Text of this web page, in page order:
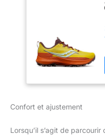
Confort et ajustement
Lorsqu’il s’agit de